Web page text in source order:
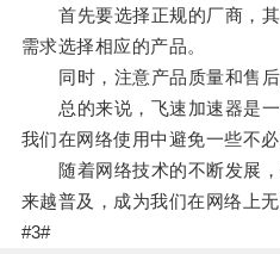
首先要选择正规的厂商，其
需求选择相应的产品。
同时，注意产品质量和售后
总的来说，飞速加速器是一
我们在网络使用中避免一些不必
随着网络技术的不断发展，
来越普及，成为我们在网络上无
#3#